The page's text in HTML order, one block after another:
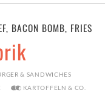
BACON BOMB, FRIES
& SANDWICHES
KARTOFFELN & CO.